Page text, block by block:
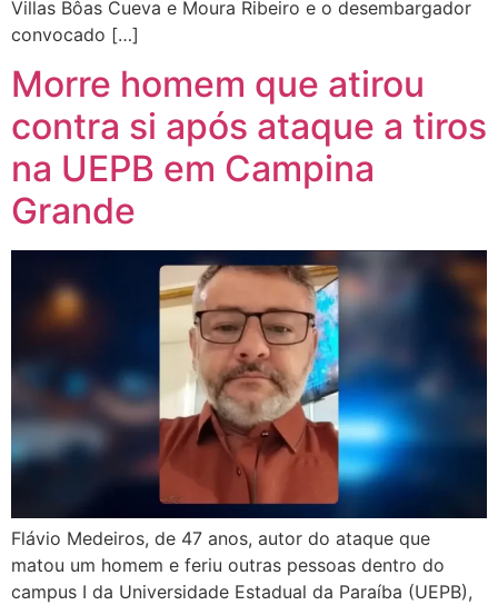
Villas Bôas Cueva e Moura Ribeiro e o desembargador
convocado […]
Morre homem que atirou
contra si após ataque a tiros
na UEPB em Campina
Grande
Flávio Medeiros, de 47 anos, autor do ataque que
matou um homem e feriu outras pessoas dentro do
campus I da Universidade Estadual da Paraíba (UEPB),